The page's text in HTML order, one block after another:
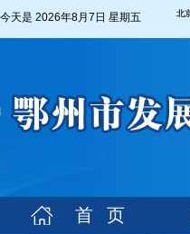
今天是 2026年8月7日 星期五
首 页